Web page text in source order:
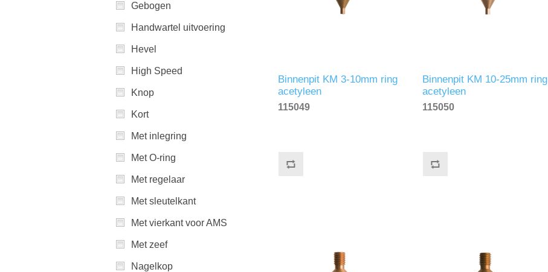
Gebogen
Handwartel uitvoering
Hevel
High Speed
Knop
Kort
Met inlegring
Met O-ring
Met regelaar
Met sleutelkant
Met vierkant voor AMS
Met zeef
Nagelkop
Binnenpit KM 3-10mm ring
acetyleen
115049
Binnenpit KM 10-25mm ring
acetyleen
115050